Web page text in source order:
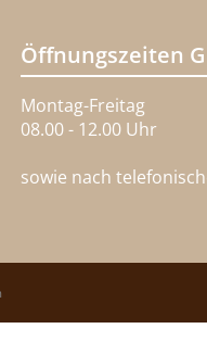
Öffnungszeiten
Montag-Freitag
08.00 - 12.00 Uhr
sowie nach